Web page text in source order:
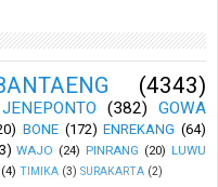
(4343)
JENEPONTO (382)
GOWA
BONE (172) ENREKANG (64)
WAJO (24) PINRANG (20) LUWU
(4) TIMIKA (3) SURAKARTA (2)